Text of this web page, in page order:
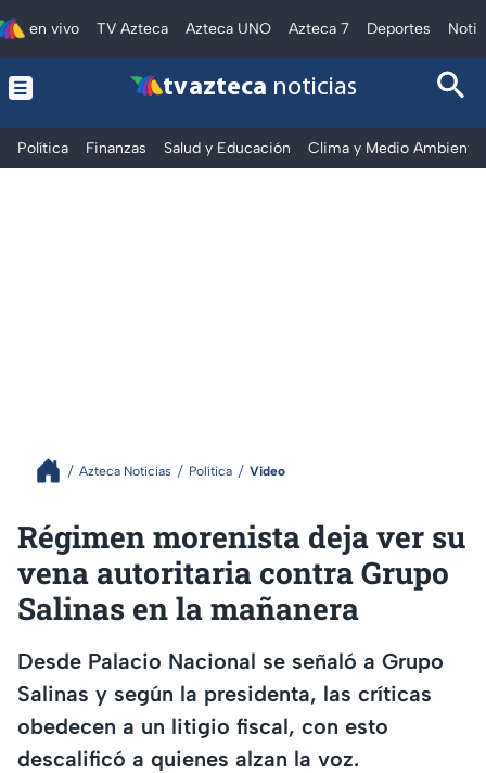
en vivo TV Azteca Azteca UNO Azteca 7 Deportes
tv azteca noticias
Política Finanzas Salud y Educación Clima y Medio Ambiente
Azteca Noticias Política Video
Régimen morenista deja ver su
vena autoritaria contra Grupo
Salinas en la mañanera
Desde Palacio Nacional se señaló a Grupo
Salinas y según la presidenta, las críticas
obedecen a un litigio fiscal, con esto
descalificó a quienes alzan la voz.